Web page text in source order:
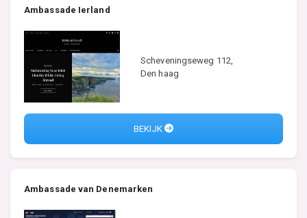
Ambassade Ierland
Scheveningseweg 112,
Den haag
BEKIJK
Ambassade van Denemarken